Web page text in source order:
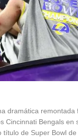
dramática
Cincinnati Bengals en
de Super Bowl de